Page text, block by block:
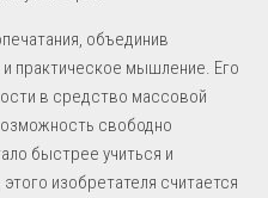
объединив
практическое мышление. Его
в средство массовой
свободно
быстрее учиться и
изобретателя считается